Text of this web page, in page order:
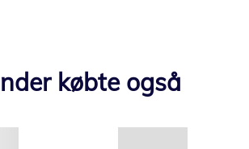
købte også